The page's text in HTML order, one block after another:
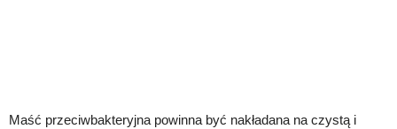
Maść przeciwbakteryjna powinna być nakładana na czystą i